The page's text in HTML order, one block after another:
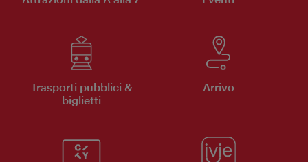
Trasporti pubblici &
biglietti
Arrivo